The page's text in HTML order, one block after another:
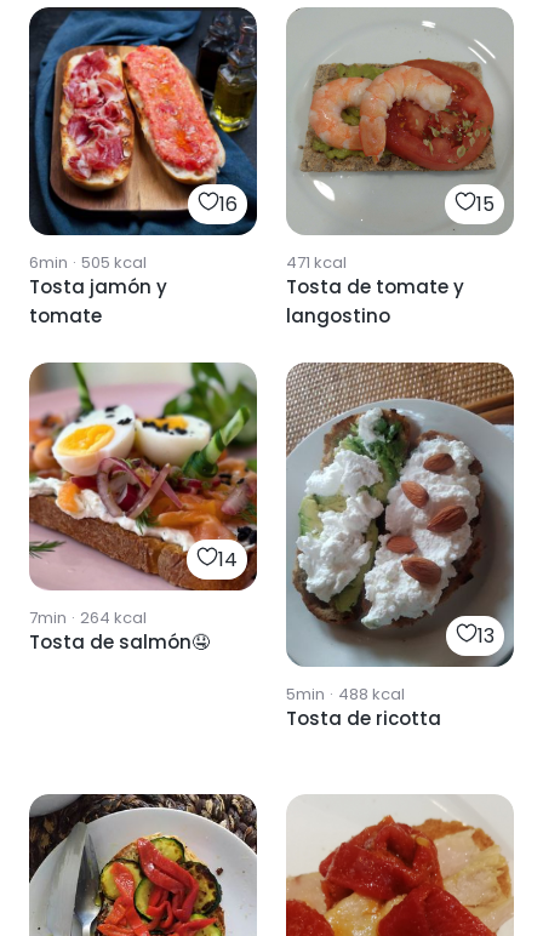
16
6min · 505 kcal
Tosta jamón y
tomate
15
471 kcal
Tosta de tomate y
langostino
14
7min · 264 kcal
Tosta de salmón🤤 13
5min · 488 kcal
Tosta de ricotta